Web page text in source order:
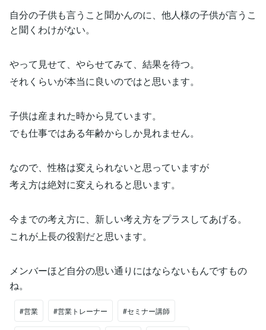
自分の子供も言うこと聞かんのに、他人様の子供が言うこ
と聞くわけがない。
やって見せて、やらせてみて、結果を待つ。
それくらいが本当に良いのではと思います。
子供は産まれた時から見ています。
でも仕事ではある年齢からしか見れません。
なので、性格は変えられないと思っていますが
考え方は絶対に変えられると思います。
今までの考え方に、新しい考え方をプラスしてあげる。
これが上長の役割だと思います。
メンバーほど自分の思い通りにはならないもんですもの
ね。
#営業 #営業トレーナー #セミナー講師